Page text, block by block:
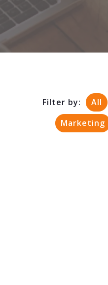
Filter by: All
Marketing